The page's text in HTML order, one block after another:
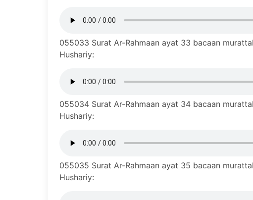
055033 Surat Ar-Rahmaan ayat 33 bacaan
Hushariy:
055034 Surat Ar-Rahmaan ayat 34 bacaan
Hushariy:
055035 Surat Ar-Rahmaan ayat 35 bacaan
Hushariy: